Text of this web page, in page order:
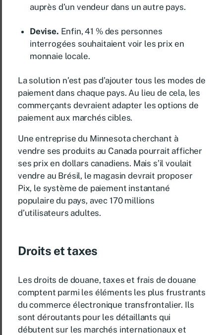
auprès d’un vendeur dans un autre pays.
Devise. Enfin, 41 % des personnes
interrogées souhaitaient voir les prix en
monnaie locale.
La solution n’est pas d’ajouter tous les modes de
paiement dans chaque pays. Au lieu de cela, les
commerçants devraient adapter les options de
paiement aux marchés cibles.
Une entreprise du Minnesota cherchant à
vendre ses produits au Canada pourrait afficher
ses prix en dollars canadiens. Mais s’il voulait
vendre au Brésil, le magasin devrait proposer
Pix, le système de paiement instantané
populaire du pays, avec 170 millions
d’utilisateurs adultes.
Droits et taxes
Les droits de douane, taxes et frais de douane
comptent parmi les éléments les plus frustrants
du commerce électronique transfrontalier. Ils
sont déroutants pour les détaillants qui
débutent sur les marchés internationaux et